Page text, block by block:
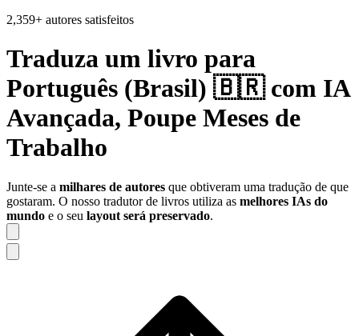
2,359+ autores satisfeitos
Traduza um livro para
Português (Brasil) 🇧🇷com IA
Avançada, Poupe Meses de
Trabalho
Junte-se a milhares de autores que obtiveram uma tradução de que
gostaram. O nosso tradutor de livros utiliza as melhores IAs do
mundo e o seu layout será preservado.